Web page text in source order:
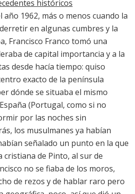
históricos
año 1962, más o menos cuando la
en algunas cumbres y la
Francisco Franco tomó una
de capital importancia y a la
desde hacía tiempo: quiso
exacto de la península
dónde se situaba el mismo
(Portugal, como si no
por las noches sin
los musulmanes ya habían
señalado un punto en la que
cristiana de Pinto, al sur de
no se fiaba de los moros,
de rezos y de hablar raro pero